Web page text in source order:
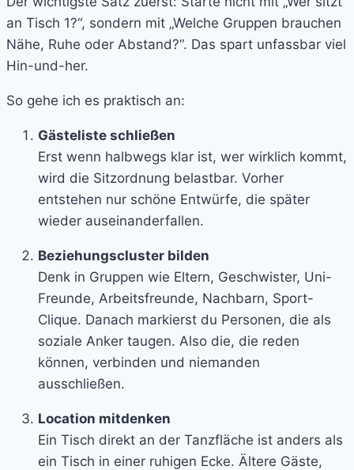
an Tisch 1?“, sondern mit „Welche Gruppen brauchen
Nähe, Ruhe oder Abstand?“. Das spart unfassbar viel
Hin-und-her.
So gehe ich es praktisch an:
Gästeliste schließen
Erst wenn halbwegs klar ist, wer wirklich kommt,
wird die Sitzordnung belastbar. Vorher
entstehen nur schöne Entwürfe, die später
wieder auseinanderfallen.
Beziehungscluster bilden
Denk in Gruppen wie Eltern, Geschwister, Uni-
Freunde, Arbeitsfreunde, Nachbarn, Sport-
Clique. Danach markierst du Personen, die als
soziale Anker taugen. Also die, die reden
können, verbinden und niemanden
ausschließen.
Location mitdenken
Ein Tisch direkt an der Tanzfläche ist anders als
ein Tisch in einer ruhigen Ecke. Ältere Gäste,